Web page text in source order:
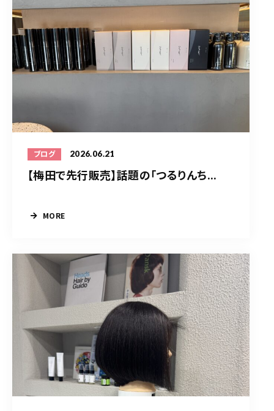
ブログ 2026.06.21
【梅田で先行販売】話題の「つるりんち...
MORE